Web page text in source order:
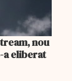
nou
a eliberat